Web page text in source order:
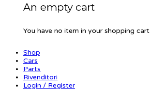
An empty cart
You have no item in your shopping cart
Shop
Cars
Parts
Rivenditori
Login / Register